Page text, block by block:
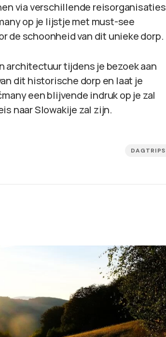
via verschillende reisorganisaties
op je lijstje met must-see
de schoonheid van dit unieke dorp.
architectuur tijdens je bezoek aan
dit historische dorp en laat je
een blijvende indruk op je zal
naar Slowakije zal zijn.
DAGTRIPS